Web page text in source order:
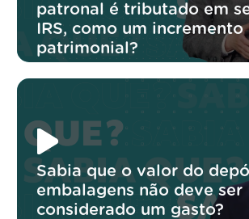
patronal é tributado em
IRS, como um incremento
patrimonial?
Sabia que o valor do
embalagens não deve ser
considerado um gasto?